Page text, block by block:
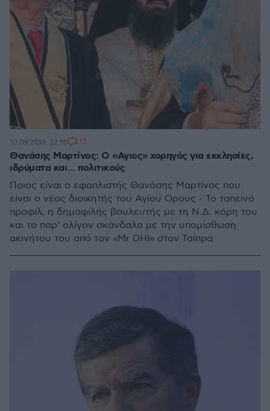
Θανάσης Μαρτίνος: Ο «Αγιος» χορηγός για εκκλησίες,
ιδρύματα και... πολιτικούς
Ποιος είναι ο εφοπλιστής Θανάσης Μαρτίνος που
είναι ο νέος διοικητής του Αγίου Ορους - Το ταπεινό
προφίλ, η δημοφιλής βουλευτής με τη Ν.Δ. κόρη του
και το παρ’ ολίγον σκάνδαλο με την υπομίσθωση
ακινήτου του από τον «Mr DHI» στον Τσίπρα
10.09.2019, 22:18 17